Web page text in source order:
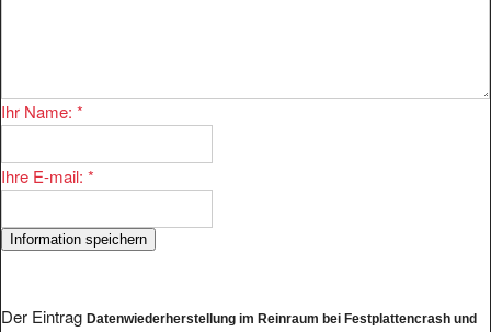
Ihr Name: *
Ihre E-mail: *
Der Eintrag Datenwiederherstellung im Reinraum bei Festplattencrash und